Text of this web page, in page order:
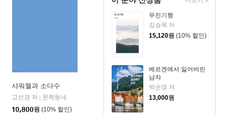
무진기행
김승옥 저
15,120원 (10% 할인)
베르겐에서 잃어버린
남자
박순영 저
13,000원
샤워젤과 소다수
고선경 저
문학동네
10,800원 (10% 할인)